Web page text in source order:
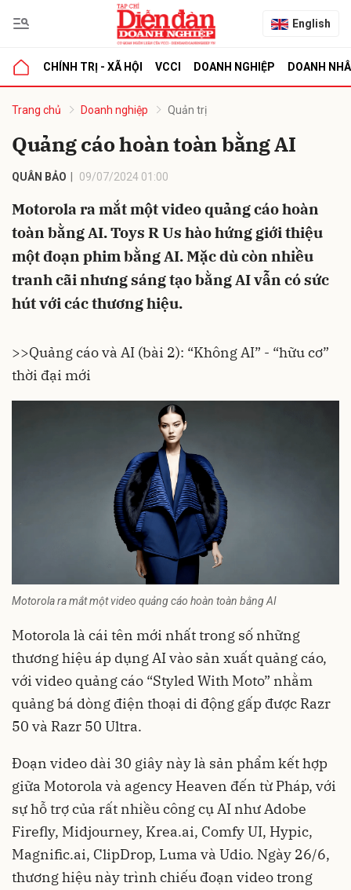
English
CHÍNH TRỊ - XÃ HỘI VCCI DOANH NGHIỆP DOANH
Trang chủ Doanh nghiệp Quản trị
Quảng cáo hoàn toàn bằng AI
QUÂN BẢO 09/07/2024 01:00
Motorola ra mắt một video quảng cáo hoàn
toàn bằng AI. Toys R Us hào hứng giới thiệu
một đoạn phim bằng AI. Mặc dù còn nhiều
tranh cãi nhưng sáng tạo bằng AI vẫn có sức
hút với các thương hiệu.
>>Quảng cáo và AI (bài 2): “Không AI” - “hữu cơ”
thời đại mới
Motorola ra mắt một video quảng cáo hoàn toàn bằng AI
Motorola là cái tên mới nhất trong số những
thương hiệu áp dụng AI vào sản xuất quảng cáo,
với video quảng cáo “Styled With Moto” nhằm
quảng bá dòng điện thoại di động gấp được Razr
50 và Razr 50 Ultra.
Đoạn video dài 30 giây này là sản phẩm kết hợp
giữa Motorola và agency Heaven đến từ Pháp, với
sự hỗ trợ của rất nhiều công cụ AI như Adobe
Firefly, Midjourney, Krea.ai, Comfy UI, Hypic,
Magnific.ai, ClipDrop, Luma và Udio. Ngày 26/6,
thương hiệu này trình chiếu đoạn video trong
luận
Hủy